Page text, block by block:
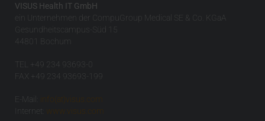
VISUS Health IT GmbH
ein Unternehmen der CompuGroup Medical SE & Co. KGaA
Gesundheitscampus-Süd 15
44801 Bochum
TEL +49 234 93693-0
FAX +49 234 93693-199
E-Mail:
info(at)visus.com
Internet:
www.visus.com